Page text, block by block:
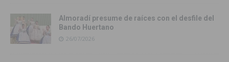
Almoradí presume de raíces con el desfile del
Bando Huertano
26/07/2026